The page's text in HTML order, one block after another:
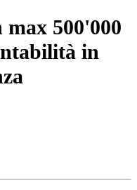
max 500'000
in